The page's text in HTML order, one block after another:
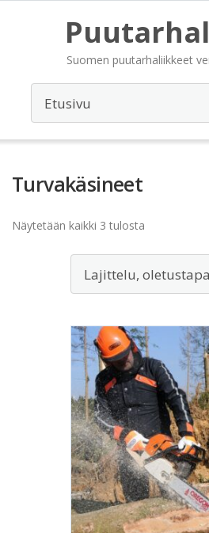
Suomen puutarhaliikkeet
Turvakäsineet
Näytetään kaikki 3 tulosta